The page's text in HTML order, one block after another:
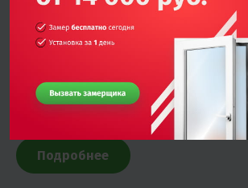
Мы осуществляем монтаж в
отделе качества компании
выборочно осуществляет контроль
монтажа на объекте.
Подробнее